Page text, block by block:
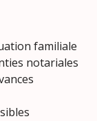
familiale
notariales